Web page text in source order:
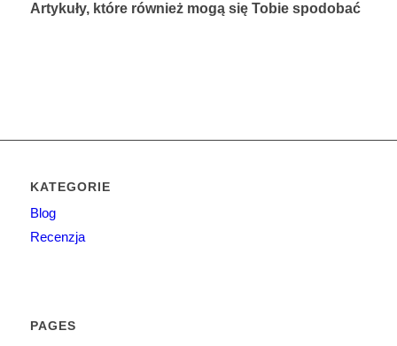
Artykuły, które również mogą się Tobie spodobać
KATEGORIE
Blog
Recenzja
PAGES